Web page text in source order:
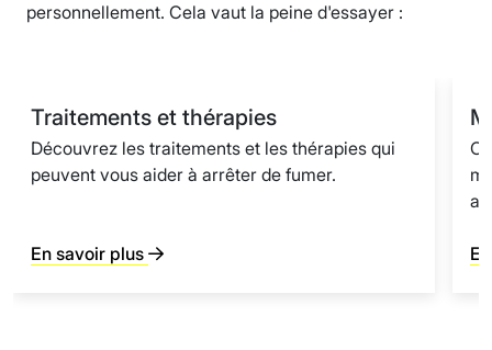
personnellement. Cela vaut la peine d'essayer :
Traitements et thérapies
Découvrez les traitements et les thérapies qui
peuvent vous aider à arrêter de fumer.
En savoir plus